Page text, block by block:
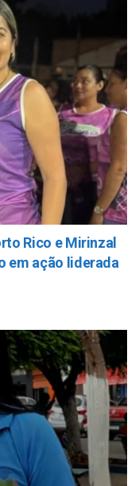
Rico e Mirinzal
em ação liderada